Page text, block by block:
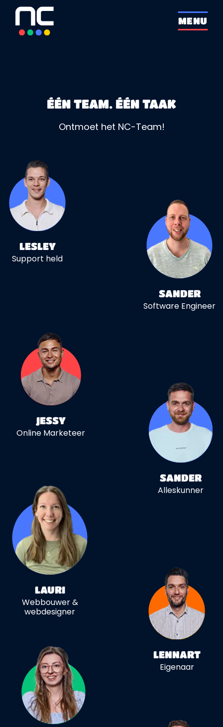
overslaan
MENU
ÉÉN TEAM. ÉÉN TAAK
Ontmoet het NC-Team!
SANDER
Software Engineer
LESLEY
Support held
JESSY
Online Marketeer
LAURI
Webbouwer &
webdesigner
SANDER
Alleskunner
LENNART
Eigenaar